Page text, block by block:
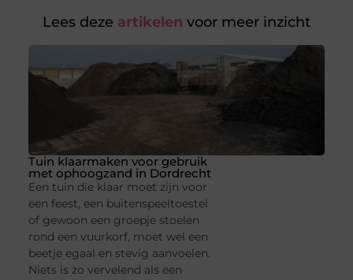
Lees deze artikelen voor meer inzicht
Tuin klaarmaken voor gebruik
met ophoogzand in Dordrecht
Een tuin die klaar moet zijn voor
een feest, een buitenspeeltoestel
of gewoon een groepje stoelen
rond een vuurkorf, moet wel een
beetje egaal en stevig aanvoelen.
Niets is zo vervelend als een